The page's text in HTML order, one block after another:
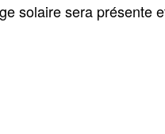
solaire sera présente